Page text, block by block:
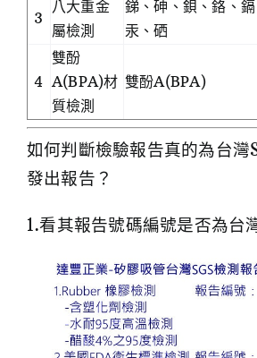
3
八大重金
屬檢測
銻、砷、鋇、鉻、鎘
汞、硒
4
雙酚
A(BPA)材
質檢測
雙酚A(BPA)
如何判斷檢驗報告真的為台灣
發出報告？
1.看其報告號碼編號是否為台